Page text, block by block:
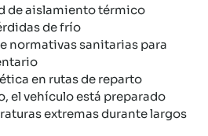
de aislamiento térmico
de frío
normativas sanitarias para
en rutas de reparto
el vehículo está preparado
extremas durante largos